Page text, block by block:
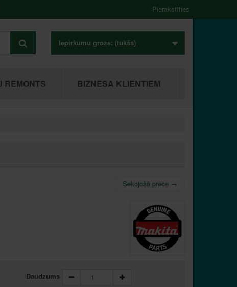
Pierakstīties
Iepirkumu grozs: (tukšs)
REMONTS BIZNESA KLIENTIEM
Sekojošā prece →
Daudzums